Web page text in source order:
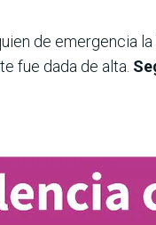
de emergencia
fue dada de alta.